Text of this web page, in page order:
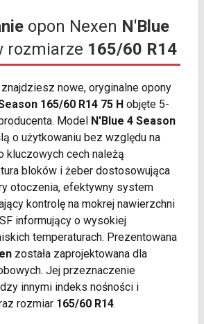
opon Nexen N'Blue
rozmiarze 165/60 R14
nowe, oryginalne opony
165/60 R14 75 Hobjęte 5-
Model N'Blue 4 Season
o użytkowaniu bez względu na
kluczowych cech należą
bloków i żeber dostosowująca
otoczenia, efektywny system
kontrolę na mokrej nawierzchni
informujący o wysokiej
temperaturach. Prezentowana
została zaprojektowana dla
Jej przeznaczenie
innymi indeks nośności i
rozmiar 165/60 R14.